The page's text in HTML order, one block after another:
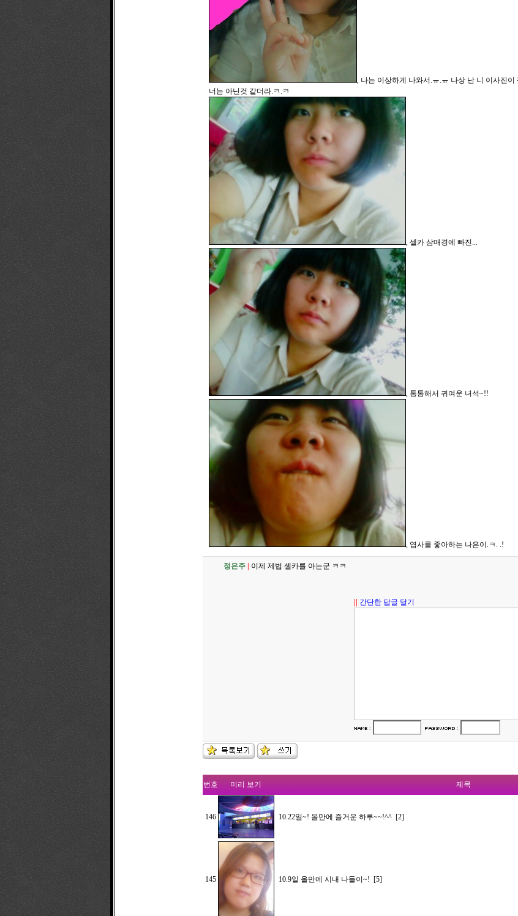
, 나는 이상하게 나와서.ㅠ.ㅠ 나상 난 니 이사진이
너는 아닌것 같더라.ㅋ.ㅋ
, 셀카 삼매경에 빠진...
, 통통해서 귀여운 녀석~!!
, 엽사를 좋아하는 나은이.ㅋ. .!
정은주 이제 제법 셀카를 아는군 ㅋㅋ
간단한 답글 달기
: :
번호 미리 보기 제목
146 10.22일~! 올만에 즐거운 하루~~!^^ [2]
145 10.9일 올만에 시내 나들이~! [5]